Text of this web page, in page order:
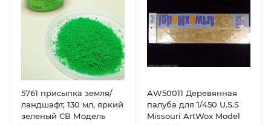
5761 присыпка земля/
ландшафт, 130 мл, яркий
зеленый СВ Модель
AW50011 Деревянная
палуба для 1/450 U.S.S
Missouri ArtWox Model